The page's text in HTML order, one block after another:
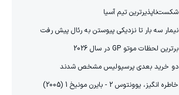
شکست‌ناپذیرترین تیم آسیا
نیمار سه بار تا نزدیکی پیوستن به رئال پیش رفت
برترین لحظات موتو GP در سال 2026
دو خرید بعدی پرسپولیس مشخص شدند
خاطره انگیز، یوونتوس 2 - بایرن مونیخ 1 (2005)